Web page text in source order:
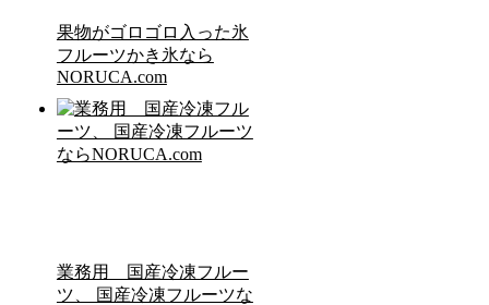
果物がゴロゴロ入った氷
フルーツかき氷なら
NORUCA.com
業務用 国産冷凍フルー
ツ、 国産冷凍フルーツな